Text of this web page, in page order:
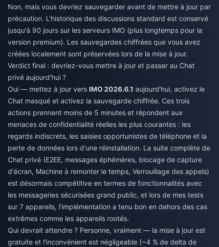
Non, mais vous devriez sauvegarder avant de mettre à jour par
précaution. L'historique des discussions standard est conservé
jusqu'à 90 jours sur les serveurs IMO (plus longtemps pour la
version premium). Les sauvegardes chiffrées que vous avez
créées localement sont préservées lors de la mise à jour.
Verdict final : devriez-vous mettre à jour et passer au Chat
privé aujourd'hui ?
Oui — mettez à jour vers IMO 2026.6.1 aujourd'hui, activez le
Chat masqué et activez la sauvegarde chiffrée. Ces trois
actions prennent moins de 5 minutes et répondent aux
menaces de confidentialité réelles les plus courantes : les
regards indiscrets, les saisies opportunistes de téléphone et la
perte de données lors d'une réinstallation. La suite complète de
Chat privé (E2EE, messages éphémères, blocage de capture
d'écran, Machine à remonter le temps, Verrouillage des appels)
est désormais compétitive en termes de fonctionnalités avec
les messageries sécurisées grand public, et lors de mes tests
sur 7 appareils, l'implémentation a tenu bon en dehors des cas
extrêmes comme les appareils rootés.
Qui devrait attendre ? Personne, vraiment — la mise à jour est
gratuite et l'inconvénient est négligeable (~4 % de delta de